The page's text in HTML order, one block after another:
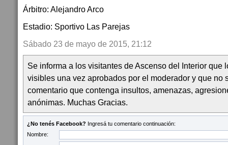
Árbitro: Alejandro Arco
Estadio: Sportivo Las Parejas
Sábado 23 de mayo de 2015, 21:12
Se informa a los visitantes de Ascenso del Interior que
visibles una vez aprobados por el moderador y que no
comentario que contenga insultos, amenazas,
anónimas. Muchas Gracias.
¿No tenés Facebook? Ingresá tu comentario continuación:
Nombre: